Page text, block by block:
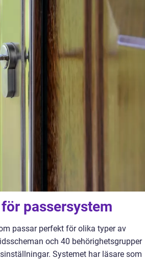
passersystem
passar perfekt för olika typer av
och 40 behörighetsgrupper
Systemet har läsare som